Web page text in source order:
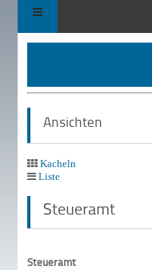
Ansichten
Kacheln
Liste
Steueramt
Steueramt